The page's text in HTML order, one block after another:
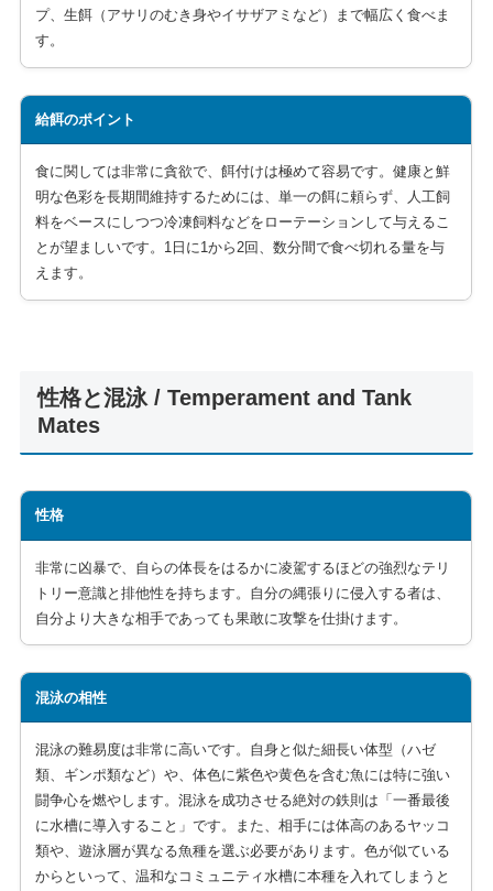
プ、生餌（アサリのむき身やイサザアミなど）まで幅広く食べま
す。
給餌のポイント
食に関しては非常に貪欲で、餌付けは極めて容易です。健康と鮮
明な色彩を長期間維持するためには、単一の餌に頼らず、人工飼
料をベースにしつつ冷凍飼料などをローテーションして与えるこ
とが望ましいです。1日に1から2回、数分間で食べ切れる量を与
えます。
性格と混泳 / Temperament and Tank
Mates
性格
非常に凶暴で、自らの体長をはるかに凌駕するほどの強烈なテリ
トリー意識と排他性を持ちます。自分の縄張りに侵入する者は、
自分より大きな相手であっても果敢に攻撃を仕掛けます。
混泳の相性
混泳の難易度は非常に高いです。自身と似た細長い体型（ハゼ
類、ギンポ類など）や、体色に紫色や黄色を含む魚には特に強い
闘争心を燃やします。混泳を成功させる絶対の鉄則は「一番最後
に水槽に導入すること」です。また、相手には体高のあるヤッコ
類や、遊泳層が異なる魚種を選ぶ必要があります。色が似ている
からといって、温和なコミュニティ水槽に本種を入れてしまうと